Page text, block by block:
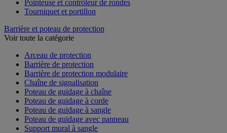
Pointeuse et contrôleur de rondes
Tourniquet et portillon
Barrière et poteau de protection
Voir toute la catégorie
Arceau de protection
Barrière de protection
Barrière de protection modulaire
Chaîne de signalisation
Poteau de guidage à chaîne
Poteau de guidage à corde
Poteau de guidage à sangle
Poteau de guidage avec panneau
Support mural à sangle